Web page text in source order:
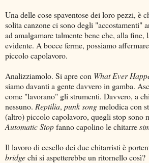
Una delle cose spaventose dei loro pezzi, è
solita canzone ci sono degli "accostamenti"
ad amalgamare talmente bene che, alla fine,
evidente. A bocce ferme, possiamo
piccolo capolavoro.
Analizziamolo. Si apre con What Ever
siamo davanti a gente davvero in gamba.
come "lavorano" gli strumenti. Davvero, a
nessuno. Reptilia, punk songmelodica con
(altro) piccolo capolavoro, quegli stop sono
Automatic Stopfanno capolino le chitarre
Il lavoro di cesello dei due chitarristi è
bridgechi si aspetterebbe un ritornello così?